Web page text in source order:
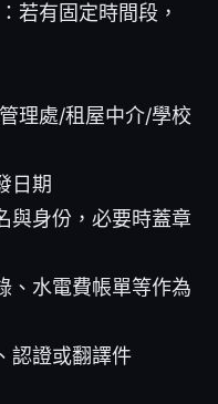
若有固定時間段，
理處/租屋中介/學校
日期
與身份，必要時蓋章
、水電費帳單等作為
認證或翻譯件